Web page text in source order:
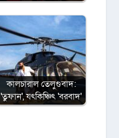
কালচারাল তেলুগুবাদ:
'তুফান', যৎকিঞ্চিৎ 'বরবাদ'